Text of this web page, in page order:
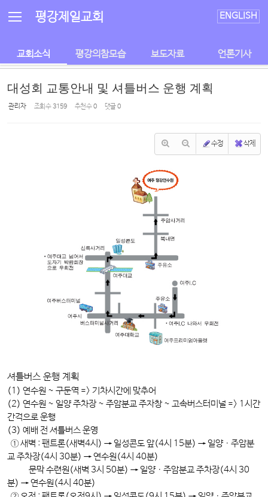
평강제일교회 ENGLISH
교회소식 평강의참모습 보도자료 언론기사
대성회 교통안내 및 셔틀버스 운행 계획
관리자 조회 수3159 추천 수0 댓글0
수정 삭제
셔틀버스 운행 계획
(1) 연수원 ~ 구둔역 => 기차시간에 맞추어
(2) 연수원 ~ 일양 주차장 ~ 주암분교 주자창 ~ 고속버스터미널 => 1시간
간격으로 운행
(3) 예배 전 셔틀버스 운영
① 새벽 : 팬트론(새벽4시) → 일성콘도 앞(4시 15분) → 일양ㆍ주암분
교 주차장(4시 30분) → 연수원(4시 40분)
문막 수련원(새벽 3시 50분) → 일양ㆍ주암분교 주차장(4시 30
분) → 연수원(4시 40분)